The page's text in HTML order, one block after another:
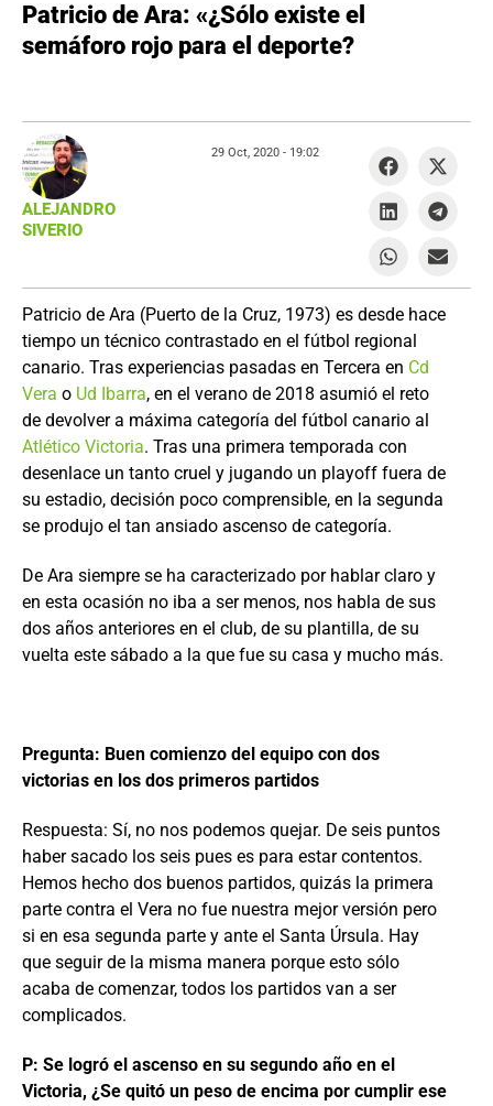
Patricio de Ara: «¿Sólo existe el
semáforo rojo para el deporte?
Patricio de Ara (Puerto de la Cruz, 1973) es desde hace
tiempo un técnico contrastado en el fútbol regional
canario. Tras experiencias pasadas en Tercera en Cd
Vera o Ud Ibarra, en el verano de 2018 asumió el reto
de devolver a máxima categoría del fútbol canario al
Atlético Victoria. Tras una primera temporada con
desenlace un tanto cruel y jugando un playoff fuera de
su estadio, decisión poco comprensible, en la segunda
se produjo el tan ansiado ascenso de categoría.
De Ara siempre se ha caracterizado por hablar claro y
en esta ocasión no iba a ser menos, nos habla de sus
dos años anteriores en el club, de su plantilla, de su
vuelta este sábado a la que fue su casa y mucho más.
Pregunta: Buen comienzo del equipo con dos
victorias en los dos primeros partidos
Respuesta: Sí, no nos podemos quejar. De seis puntos
haber sacado los seis pues es para estar contentos.
Hemos hecho dos buenos partidos, quizás la primera
parte contra el Vera no fue nuestra mejor versión pero
si en esa segunda parte y ante el Santa Úrsula. Hay
que seguir de la misma manera porque esto sólo
acaba de comenzar, todos los partidos van a ser
complicados.
P: Se logró el ascenso en su segundo año en el
Victoria, ¿Se quitó un peso de encima por cumplir ese
ALEJANDRO
SIVERIO
29 Oct, 2020 - 19:02